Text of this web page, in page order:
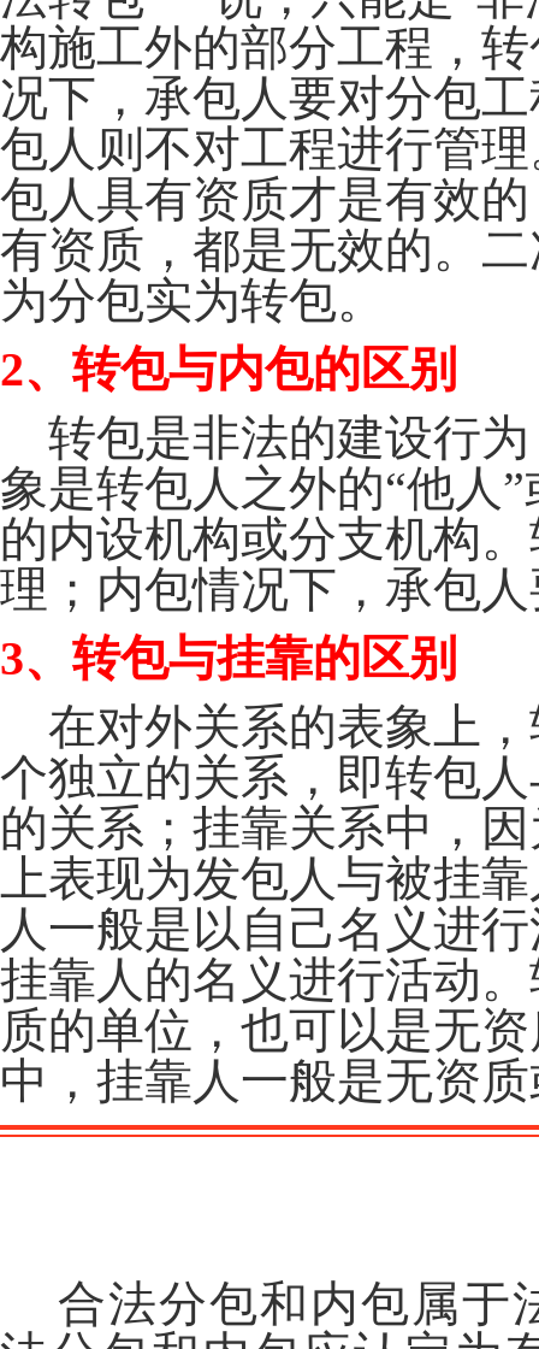
构施工外的部分工程，
况下，承包人要对分包
包人则不对工程进行管
包人具有资质才是有效
有资质，都是无效的。
为分包实为转包。
2、转包与内包的区别
转包是非法的建设行为
象是转包人之外的“他人
的内设机构或分支机构
理；内包情况下，承包
3、转包与挂靠的区别
在对外关系的表象上，
个独立的关系，即转包
的关系；挂靠关系中，
上表现为发包人与被挂
人一般是以自己名义进
挂靠人的名义进行活动
质的单位，也可以是无
中，挂靠人一般是无资
合法分包和内包属于